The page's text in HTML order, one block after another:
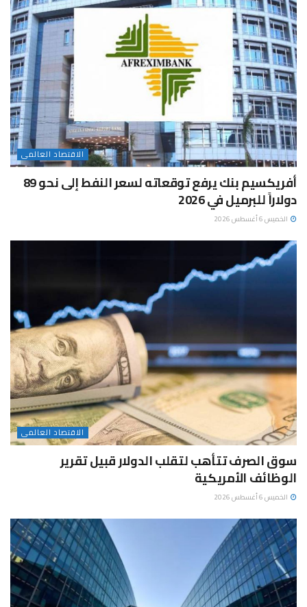
الاقتصاد العالمى
أفريكسيم بنك يرفع توقعاته لسعر النفط إلى نحو 89
دولاراً للبرميل في 2026
الخميس 6 أغسطس 2026
الاقتصاد العالمى
سوق الصرف تتأهب لتقلب الدولار قبيل تقرير
الوظائف الأمريكية
الخميس 6 أغسطس 2026